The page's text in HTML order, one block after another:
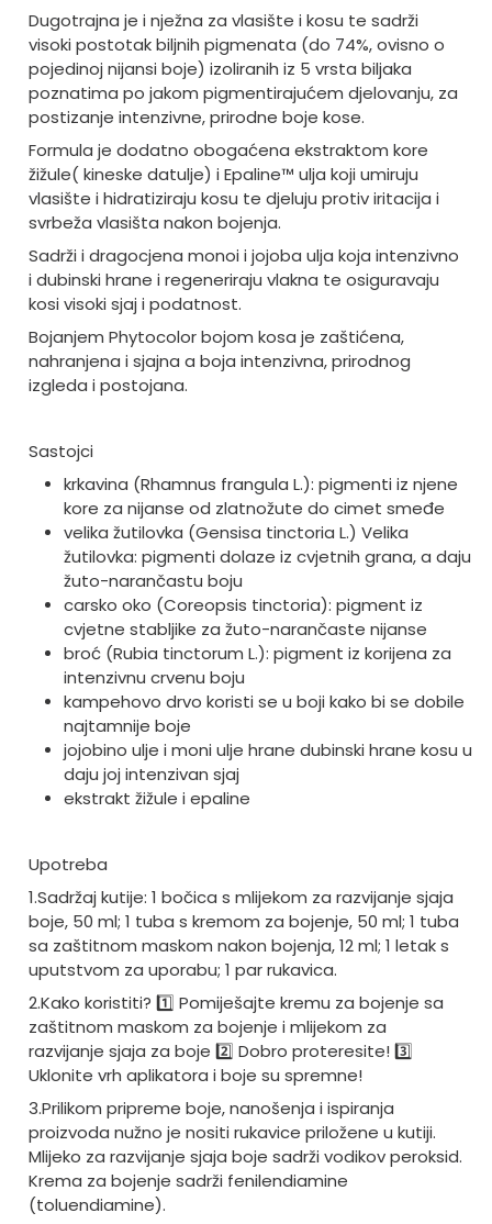
Dugotrajna je i nježna za vlasište i kosu te sadrži
visoki postotak biljnih pigmenata (do 74%, ovisno o
pojedinoj nijansi boje) izoliranih iz 5 vrsta biljaka
poznatima po jakom pigmentirajućem djelovanju, za
postizanje intenzivne, prirodne boje kose.
Formula je dodatno obogaćena ekstraktom kore
žižule( kineske datulje) i Epaline™ ulja koji umiruju
vlasište i hidratiziraju kosu te djeluju protiv iritacija i
svrbeža vlasišta nakon bojenja.
Sadrži i dragocjena monoi i jojoba ulja koja intenzivno
i dubinski hrane i regeneriraju vlakna te osiguravaju
kosi visoki sjaj i podatnost.
Bojanjem Phytocolor bojom kosa je zaštićena,
nahranjena i sjajna a boja intenzivna, prirodnog
izgleda i postojana.
Sastojci
krkavina (Rhamnus frangula L.): pigmenti iz njene
kore za nijanse od zlatnožute do cimet smeđe
velika žutilovka (Gensisa tinctoria L.) Velika
žutilovka: pigmenti dolaze iz cvjetnih grana, a daju
žuto-narančastu boju
carsko oko (Coreopsis tinctoria): pigment iz
cvjetne stabljike za žuto-narančaste nijanse
broć (Rubia tinctorum L.): pigment iz korijena za
intenzivnu crvenu boju
kampehovo drvo koristi se u boji kako bi se dobile
najtamnije boje
jojobino ulje i moni ulje hrane dubinski hrane kosu u
daju joj intenzivan sjaj
ekstrakt žižule i epaline
Upotreba
1.Sadržaj kutije: 1 bočica s mlijekom za razvijanje sjaja
boje, 50 ml; 1 tuba s kremom za bojenje, 50 ml; 1 tuba
sa zaštitnom maskom nakon bojenja, 12 ml; 1 letak s
uputstvom za uporabu; 1 par rukavica.
2.Kako koristiti? 1️ Pomiješajte kremu za bojenje sa
zaštitnom maskom za bojenje i mlijekom za
razvijanje sjaja za boje 2️ Dobro proteresite! 3️
Uklonite vrh aplikatora i boje su spremne!
3.Prilikom pripreme boje, nanošenja i ispiranja
proizvoda nužno je nositi rukavice priložene u kutiji.
Mlijeko za razvijanje sjaja boje sadrži vodikov peroksid.
Krema za bojenje sadrži fenilendiamine
(toluendiamine).